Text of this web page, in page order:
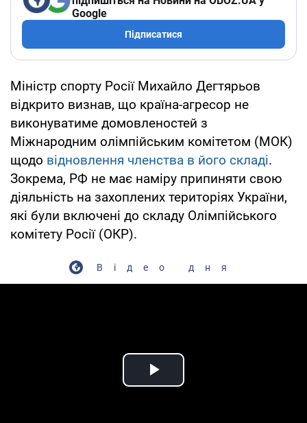
Google
Підписатися
Міністр спорту Росії Михайло Дегтярьов
відкрито визнав, що країна-агресор не
виконуватиме домовленостей з
Міжнародним олімпійським комітетом (МОК)
щодо відновлення членства в його складі.
Зокрема, РФ не має наміру припиняти свою
діяльність на захоплених територіях України,
які були включені до складу Олімпійського
комітету Росії (ОКР).
Відео дня
Play Video